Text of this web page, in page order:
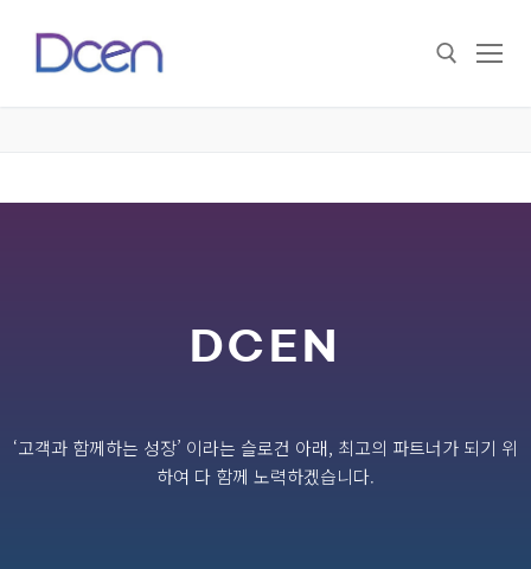
DCEN
‘고객과 함께하는 성장’ 이라는 슬로건 아래, 최고의 파트너가 되기 위
하여 다 함께 노력하겠습니다.